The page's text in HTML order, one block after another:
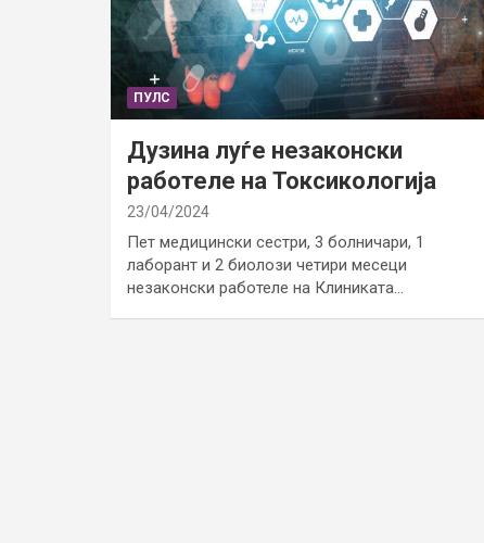
ПУЛС
Дузина луѓе незаконски
работеле на Токсикологија
23/04/2024
Пет медицински сестри, 3 болничари, 1
лаборант и 2 биолози четири месеци
незаконски работеле на Клиниката…